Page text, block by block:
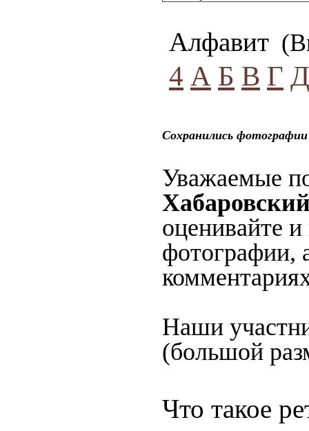
Алфавит
4 А Б В Г Д
Сохранились
Уважаемые
оценивайте
фотографии,
Наши
(большой
Что такое